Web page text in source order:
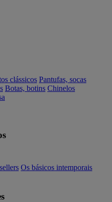
clássicos Pantufas, socas
Botas, botins Chinelos
Os básicos intemporais